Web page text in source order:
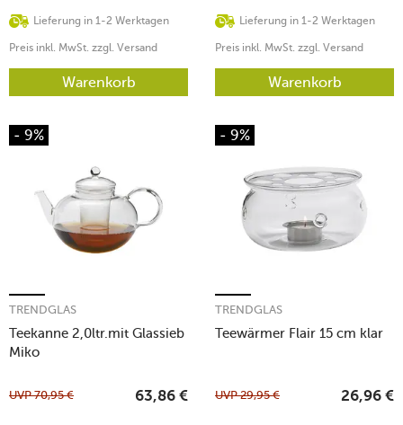
Lieferung in 1-2 Werktagen
Preis inkl. MwSt. zzgl. Versand
Warenkorb
Lieferung in 1-2 Werktagen
Preis inkl. MwSt. zzgl. Versand
Warenkorb
- 9%
Teekanne 2,0ltr.mit Glassieb
Miko
TRENDGLAS
UVP70,95 € 63,86 €
- 9%
Teewärmer Flair 15 cm klar
TRENDGLAS
UVP29,95 € 26,96 €